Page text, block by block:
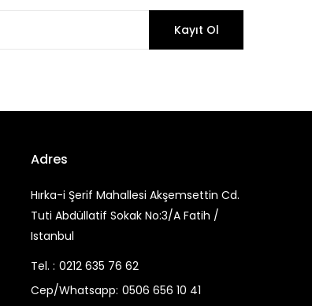
Kayıt Ol
Adres
Hırka-i Şerif Mahallesi Akşemsettin Cd.
Tuti Abdüllatif Sokak No:3/A Fatih /
Istanbul
Tel. : 0212 635 76 62
Cep/Whatsapp: 0506 656 10 41